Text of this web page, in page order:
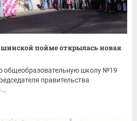
пойме открылась новая
общеобразовательную школу №19
правительства